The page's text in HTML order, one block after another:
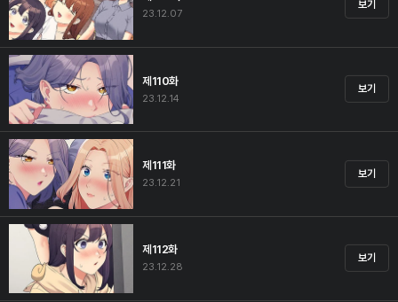
23.12.07
보기
제110화
23.12.14
보기
제111화
23.12.21
보기
제112화
23.12.28
보기